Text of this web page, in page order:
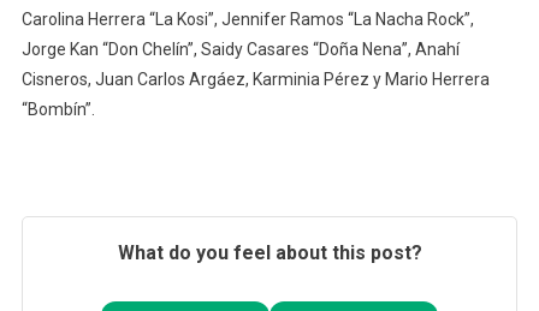
Carolina Herrera “La Kosi”, Jennifer Ramos “La Nacha Rock”,
Jorge Kan “Don Chelín”, Saidy Casares “Doña Nena”, Anahí
Cisneros, Juan Carlos Argáez, Karminia Pérez y Mario Herrera
“Bombín”.
What do you feel about this post?